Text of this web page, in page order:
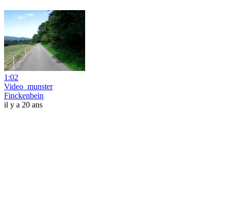
1:02
Video_munster
Finckenbein
il y a 20 ans